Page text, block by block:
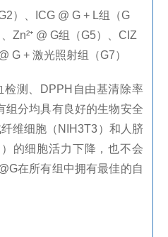
）、ICG @ G + L组（G
Zn²⁺ @ G组（G5）、CIZ
G + 激光照射组（G7）
测、 DPPH 自由基清除率
组分均具有良好的生物安全
维细胞（ NIH3T3）和人脐
）的细胞活力下降，也不会
在所有组中拥有最佳的自